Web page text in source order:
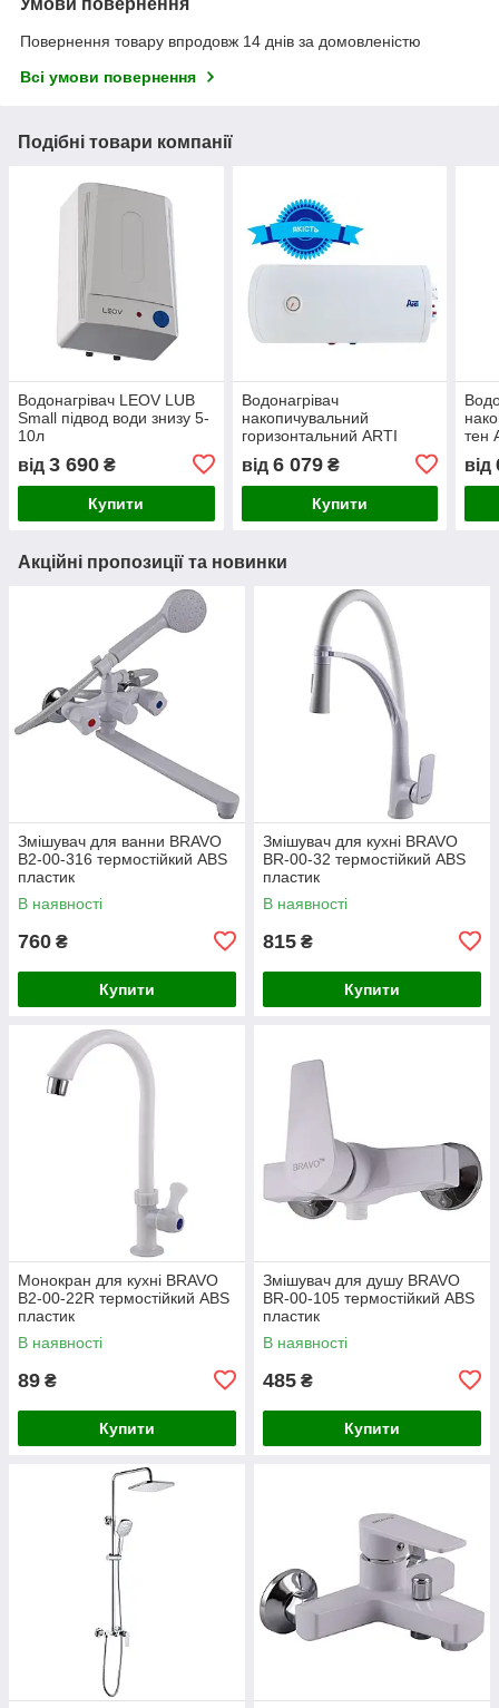
Умови повернення
Повернення товару впродовж 14 днів за домовленістю
Всі умови повернення
Подібні товари компанії
Водонагрівач LEOV LUB
Small підвод води знизу 5-
10л
від 3 690 ₴
Купити
Водонагрівач
накопичувальний
горизонтальний ARTI
від 6 079₴
Купити
тен
від
Акційні пропозиції та новинки
Змішувач для ванни BRAVO
B2-00-316 термостійкий ABS
пластик
В наявності
760 ₴
Купити
Змішувач для кухні BRAVO
BR-00-32 термостійкий ABS
пластик
В наявності
815 ₴
Купити
Монокран для кухні BRAVO
B2-00-22R термостійкий ABS
пластик
В наявності
89 ₴
Купити
Змішувач для душу BRAVO
BR-00-105 термостійкий ABS
пластик
В наявності
485 ₴
Купити